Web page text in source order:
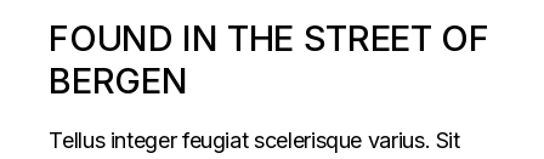
FOUND IN THE STREET OF
BERGEN
Tellus integer feugiat scelerisque varius. Sit